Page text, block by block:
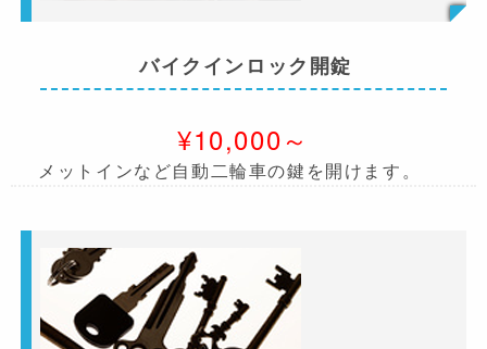
バイクインロック開錠
¥10,000～
メットインなど自動二輪車の鍵を開けます。